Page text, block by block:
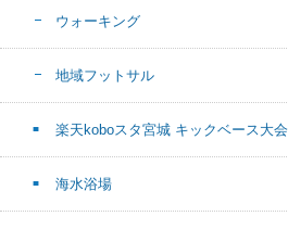
ウォーキング
地域フットサル
楽天koboスタ宮城 キックベース大会
海水浴場